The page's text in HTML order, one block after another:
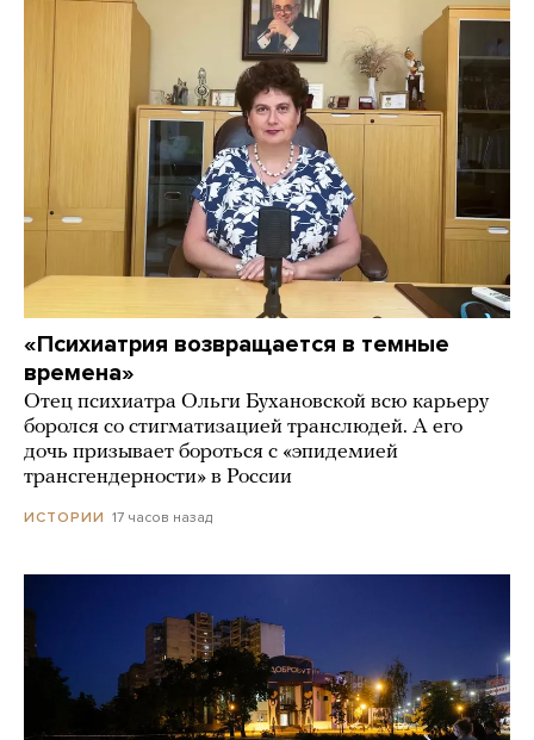
«Психиатрия возвращается в темные
времена»
Отец психиатра Ольги Бухановской всю карьеру
боролся со стигматизацией транслюдей. А его
дочь призывает бороться с «эпидемией
трансгендерности» в России
ИСТОРИИ 17 часов назад